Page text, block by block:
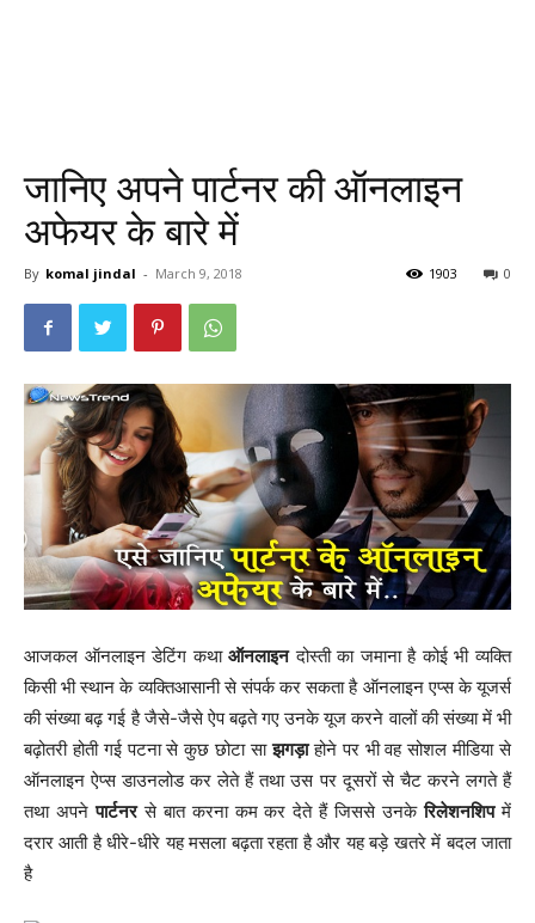
जानिए अपने पार्टनर की ऑनलाइन
अफेयर के बारे में
By komal jindal - March 9, 2018 0
1903
आजकल ऑनलाइन डेटिंग कथाऑनलाइनदोस्ती का जमाना है कोई भी व्यक्ति
किसी भी स्थान के व्यक्तिआसानी से संपर्क कर सकता है ऑनलाइन एप्स के यूजर्स
की संख्या बढ़ गई है जैसे-जैसे ऐप बढ़ते गए उनके यूज करने वालों की संख्या में भी
बढ़ोतरी होती गई पटना से कुछ छोटा साझगड़ाहोने पर भी वह सोशल मीडिया से
ऑनलाइन ऐप्स डाउनलोड कर लेते हैं तथा उस पर दूसरों से चैट करने लगते हैं
तथा अपनेपार्टनरसे बात करना कम कर देते हैं जिससे उनकेरिलेशनशिपमें
दरार आती है धीरे-धीरे यह मसला बढ़ता रहता है और यह बड़े खतरे में बदल जाता
है